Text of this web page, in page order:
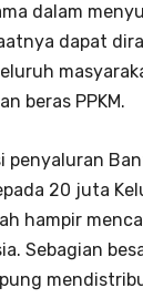
dalam
dapat
beras PPKM.
penyaluran
20 juta
hampir
Sebagian